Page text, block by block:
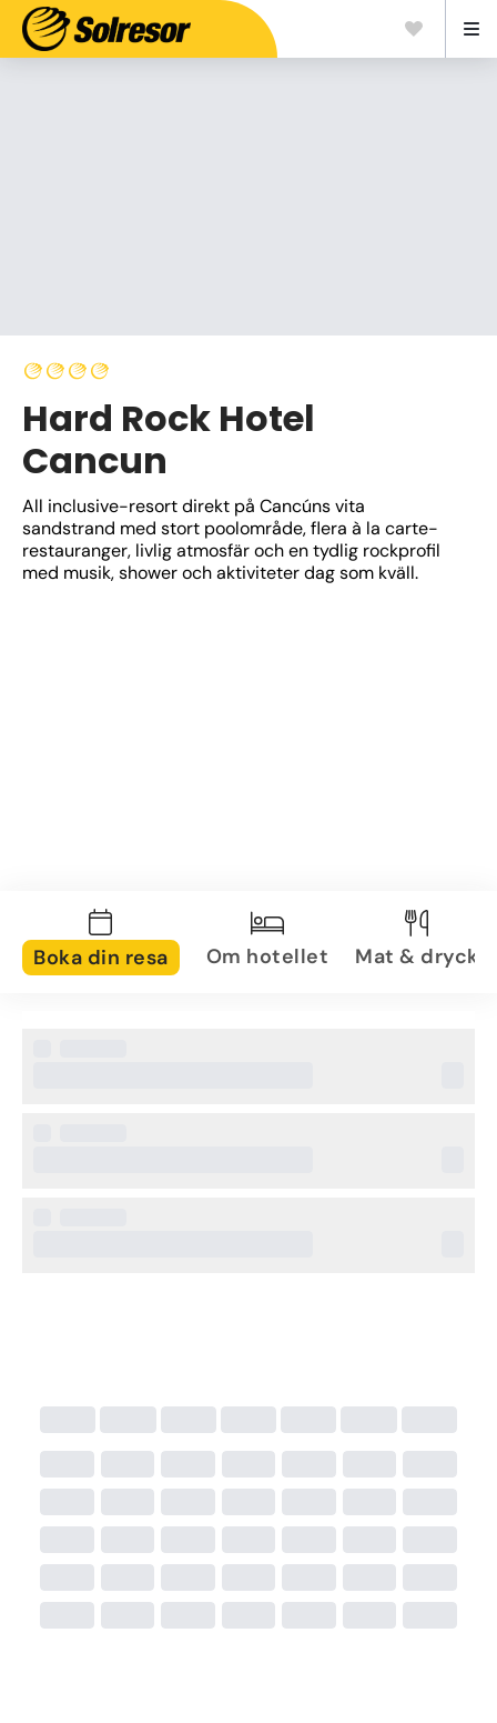
Hard Rock Hotel
Cancun
All inclusive-resort direkt på Cancúns vita
sandstrand med stort poolområde, flera à la carte-
restauranger, livlig atmosfär och en tydlig rockprofil
med musik, shower och aktiviteter dag som kväll.
Boka din resa Om hotellet Mat & dryck